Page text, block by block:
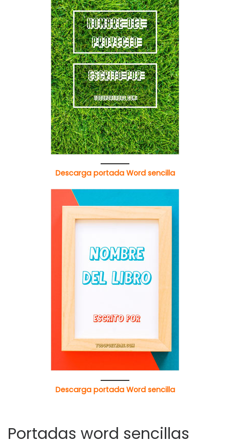
Descarga portada Word sencilla
Descarga portada Word sencilla
Portadas word sencillas